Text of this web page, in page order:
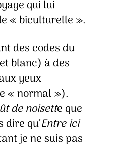
qui lui
« biculturelle ».
des codes du
blanc) à des
yeux
« normal »).
de noisette que
qu’Entre ici
je ne suis pas